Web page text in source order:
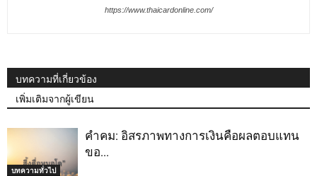
https://www.thaicardonline.com/
บทความที่เกี่ยวข้อง
เพิ่มเติมจากผู้เขียน
บทความทั่วไป
คำคม: อิสรภาพทางการเงินคือผลตอบแทน
ขอ…